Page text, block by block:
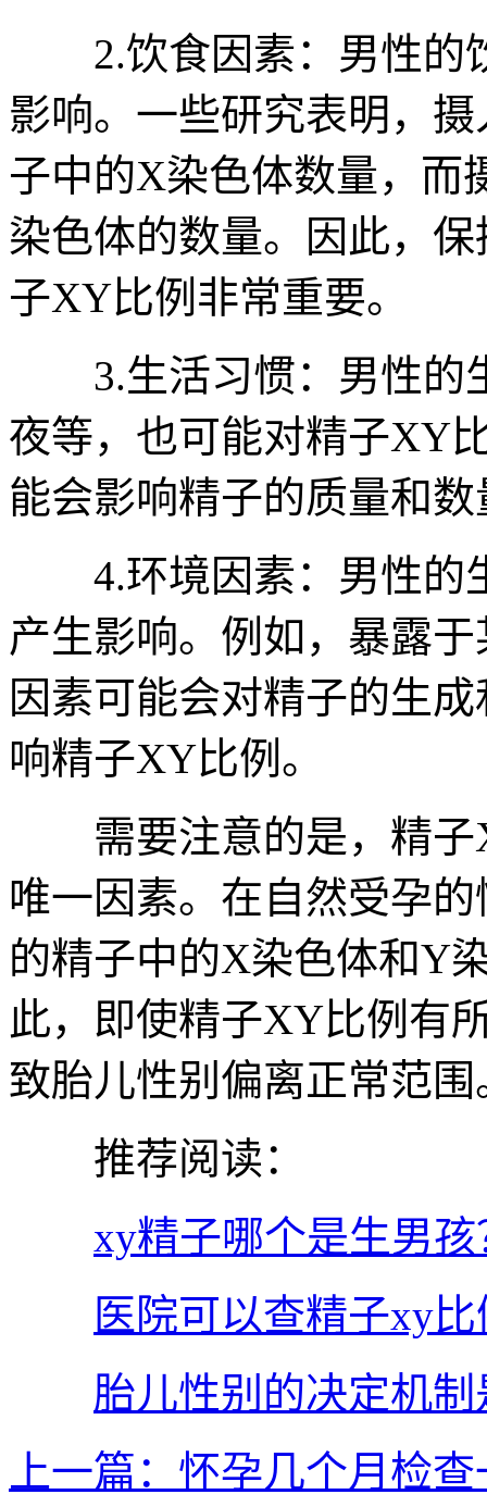
2.饮食因素：男性的
影响。一些研究表明，
子中的X染色体数量，而
染色体的数量。因此，
子XY比例非常重要。
3.生活习惯：男性的
夜等，也可能对精子XY
能会影响精子的质量和
4.环境因素：男性的
产生影响。例如，暴露
因素可能会对精子的生
响精子XY比例。
需要注意的是，精子
唯一因素。在自然受孕
的精子中的X染色体和Y
此，即使精子XY比例有
致胎儿性别偏离正常范围
推荐阅读：
xy精子哪个是生男
医院可以查精子xy
胎儿性别的决定机
上一篇：怀孕几个月检